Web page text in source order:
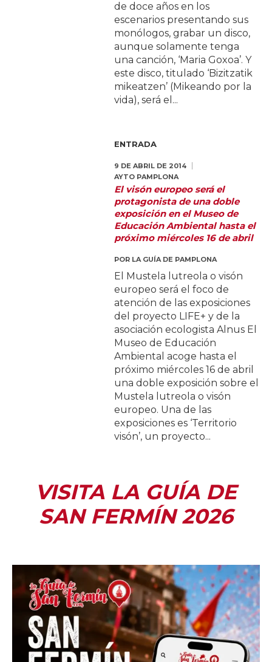
de doce años en los
escenarios presentando sus
monólogos, grabar un disco,
aunque solamente tenga
una canción, ‘Maria Goxoa’. Y
este disco, titulado ‘Bizitzatik
mikeatzen’ (Mikeando por la
vida), será el...
ENTRADA
9 DE ABRIL DE 2014
AYTO PAMPLONA
El visón europeo será el
protagonista de una doble
exposición en el Museo de
Educación Ambiental hasta el
próximo miércoles 16 de abril
POR LA GUÍA DE PAMPLONA
El Mustela lutreola o visón
europeo será el foco de
atención de las exposiciones
del proyecto LIFE+ y de la
asociación ecologista Alnus El
Museo de Educación
Ambiental acoge hasta el
próximo miércoles 16 de abril
una doble exposición sobre el
Mustela lutreola o visón
europeo. Una de las
exposiciones es ‘Territorio
visón’, un proyecto...
VISITA LA GUÍA DE
SAN FERMÍN 2026